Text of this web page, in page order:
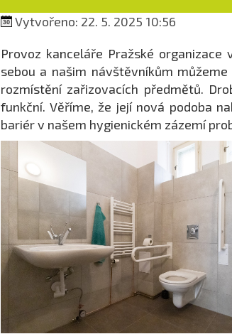
Vytvořeno: 22. 5. 2025 10:56
Provoz kanceláře Pražské
sebou a našim návštěvníkům
rozmístění zařizovacích předmětů.
funkční. Věříme, že její nová podoba
bariér v našem hygienickém zázemí